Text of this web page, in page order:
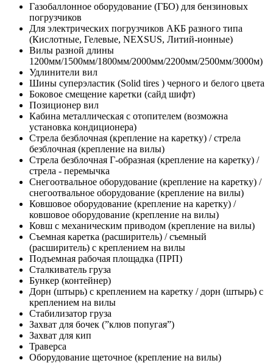
Газобаллонное оборудование (ГБО) для бензиновых
погрузчиков
Для электрических погрузчиков АКБ разного типа
(Кислотные, Гелевые, NEXSUS, Литий-ионные)
Вилы разной длины
1200мм/1500мм/1800мм/2000мм/2200мм/2500мм/3000м)
Удлинители вил
Шины суперэластик (Solid tires ) черного и белого цвета
Боковое смещение каретки (сайд шифт)
Позиционер вил
Кабина металлическая с отопителем (возможна
установка кондиционера)
Стрела безблочная (крепление на каретку) / стрела
безблочная (крепление на вилы)
Стрела безблочная Г-образная (крепление на каретку) /
стрела - перемычка
Снегоотвальное оборудование (крепление на каретку) /
снегоотвальное оборудование (крепление на вилы)
Ковшовое оборудование (крепление на каретку) /
ковшовое оборудование (крепление на вилы)
Ковш с механическим приводом (крепление на вилы)
Съемная каретка (расширитель) / съемный
(расширитель) с креплением на вилы
Подъемная рабочая площадка (ПРП)
Сталкиватель груза
Бункер (контейнер)
Дорн (штырь) с креплением на каретку / дорн (штырь) с
креплением на вилы
Стабилизатор груза
Захват для бочек (”клюв попугая”)
Захват для кип
Траверса
Оборудование щеточное (крепление на вилы)